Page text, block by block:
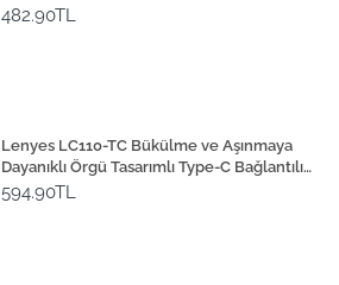
482.90TL
Lenyes LC110-TC Bükülme ve Aşınmaya
Dayanıklı Örgü Tasarımlı Type-C Bağlantılı
Çakmak Kablosu 30cm
594.90TL